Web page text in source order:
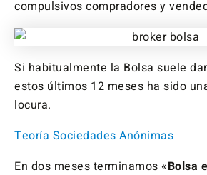
compulsivos compradores y
Si habitualmente la Bolsa suele
estos últimos 12 meses ha sido
locura.
Teoría Sociedades Anónimas
En dos meses terminamos «Bolsa